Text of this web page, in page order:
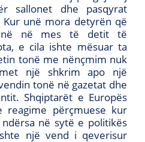
sallonet dhe pasqyrat
unë mora detyrën që
në mes të detit të
e cila ishte mësuar ta
tonë me nënçmim nuk
një shkrim apo një
tonë në gazetat dhe
Shqiptarët e Europës
reagime përçmuese kur
në sytë e politikës
një vend i qeverisur